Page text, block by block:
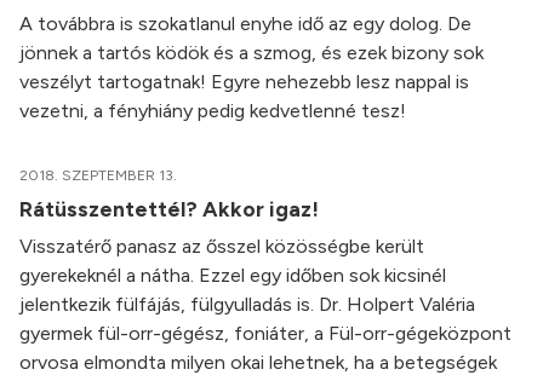
A továbbra is szokatlanul enyhe idő az egy dolog. De
jönnek a tartós ködök és a szmog, és ezek bizony sok
veszélyt tartogatnak! Egyre nehezebb lesz nappal is
vezetni, a fényhiány pedig kedvetlenné tesz!
2018. SZEPTEMBER 13.
Rátüsszentettél? Akkor igaz!
Visszatérő panasz az ősszel közösségbe került
gyerekeknél a nátha. Ezzel egy időben sok kicsinél
jelentkezik fülfájás, fülgyulladás is. Dr. Holpert Valéria
gyermek fül-orr-gégész, foniáter, a Fül-orr-gégeközpont
orvosa elmondta milyen okai lehetnek, ha a betegségek